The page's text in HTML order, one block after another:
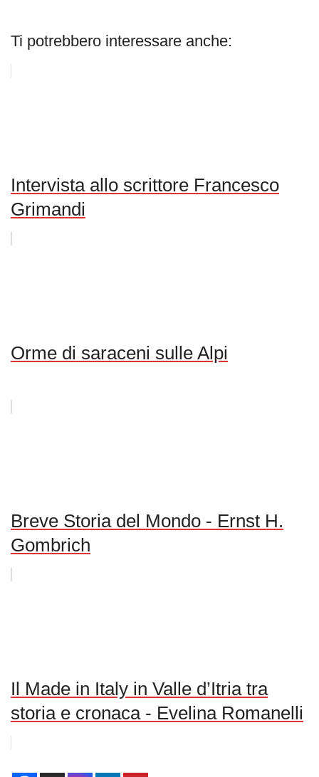
Ti potrebbero interessare anche:
Intervista allo scrittore Francesco
Grimandi
Orme di saraceni sulle Alpi
Breve Storia del Mondo - Ernst H.
Gombrich
Il Made in Italy in Valle d’Itria tra
storia e cronaca - Evelina Romanelli